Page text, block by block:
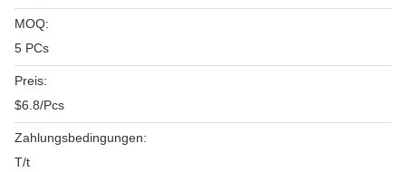
MOQ:
5 PCs
Preis:
$6.8/Pcs
Zahlungsbedingungen:
T/t